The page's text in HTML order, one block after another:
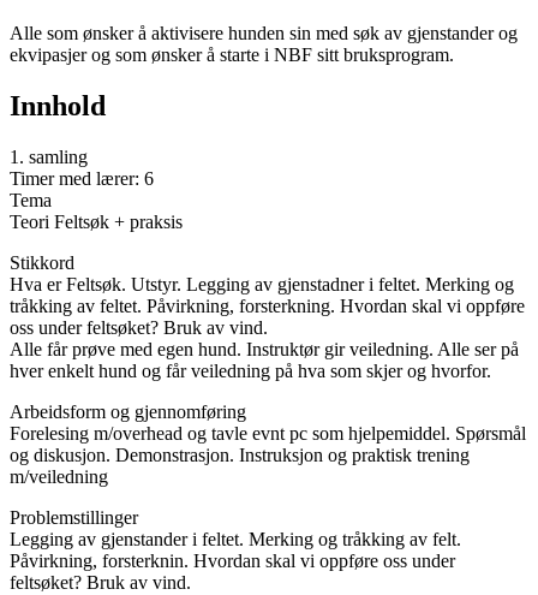
Alle som ønsker å aktivisere hunden sin med søk av gjenstander og
ekvipasjer og som ønsker å starte i NBF sitt bruksprogram.
Innhold
1. samling
Timer med lærer: 6
Tema
Teori Feltsøk + praksis
Stikkord
Hva er Feltsøk. Utstyr. Legging av gjenstadner i feltet. Merking og
tråkking av feltet. Påvirkning, forsterkning. Hvordan skal vi oppføre
oss under feltsøket? Bruk av vind.
Alle får prøve med egen hund. Instruktør gir veiledning. Alle ser på
hver enkelt hund og får veiledning på hva som skjer og hvorfor.
Arbeidsform og gjennomføring
Forelesing m/overhead og tavle evnt pc som hjelpemiddel. Spørsmål
og diskusjon. Demonstrasjon. Instruksjon og praktisk trening
m/veiledning
Problemstillinger
Legging av gjenstander i feltet. Merking og tråkking av felt.
Påvirkning, forsterknin. Hvordan skal vi oppføre oss under
feltsøket? Bruk av vind.